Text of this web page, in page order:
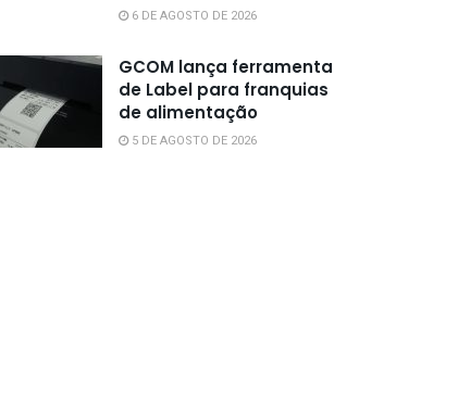
6 DE AGOSTO DE 2026
GCOM lança ferramenta
de Label para franquias
de alimentação
5 DE AGOSTO DE 2026